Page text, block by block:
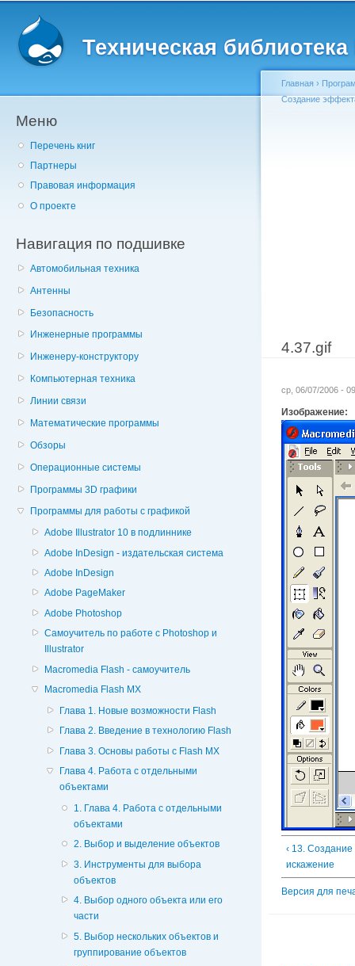
Техническая
Меню
Перечень книг
Партнеры
Правовая информация
О проекте
Навигация по подшивке
Автомобильная техника
Антенны
Безопасность
Инженерные программы
Инженеру-конструктору
Компьютерная техника
Линии связи
Математические программы
Обзоры
Операционные системы
Программы 3D графики
Программы для работы с графикой
Adobe Illustrator 10 в подлиннике
Adobe InDesign - издательская система
Adobe InDesign
Adobe PageMaker
Adobe Photoshop
Cамоучитель по работе с Photoshop и
Illustrator
Macromedia Flash - самоучитель
Macromedia Flash MX
Глава 1. Новые возможности Flash
Глава 2. Введение в технологию Flash
Глава 3. Основы работы с Flash MX
Глава 4. Работа с отдельными
объектами
1. Глава 4. Работа с отдельными
объектами
2. Выбор и выделение объектов
3. Инструменты для выбора
объектов
4. Выбор одного объекта или его
части
5. Выбор нескольких объектов и
группирование объектов
Главная ›
Создание
4.37.gif
ср, 06/07/2006 -
Изображение:
‹ 13.
искажение
Версия для